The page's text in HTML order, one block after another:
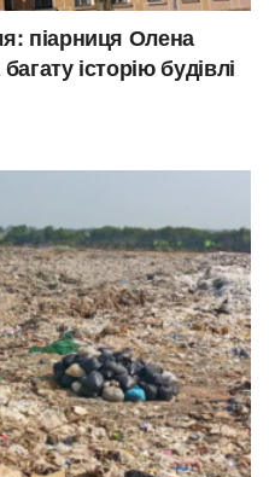
піарниця Олена
історію будівлі